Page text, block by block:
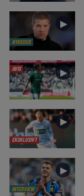
NYHEDER
►
AVIS ►
EKSKLUSIVT
►
INTERVIEW
►